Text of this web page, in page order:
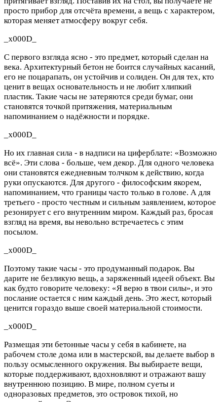
просто прибор для отсчёта времени, а вещь с характером,
которая меняет атмосферу вокруг себя.
_x000D_
С первого взгляда ясно - это предмет, который сделан на
века. Архитектурный бетон не боится случайных касаний,
его не поцарапать, он устойчив и солиден. Он для тех, кто
ценит в вещах основательность и не любит хлипкий
пластик. Такие часы не затеряются среди бумаг, они
становятся точкой притяжения, материальным
напоминанием о надёжности и порядке.
_x000D_
Но их главная сила - в надписи на циферблате: «Возможно
всё». Эти слова - больше, чем декор. Для одного человека
они становятся ежедневным толчком к действию, когда
руки опускаются. Для другого - философским якорем,
напоминанием, что границы часто только в голове. А для
третьего - просто честным и сильным заявлением, которое
резонирует с его внутренним миром. Каждый раз, бросая
взгляд на время, вы невольно встречаетесь с этим
посылом.
_x000D_
Поэтому такие часы - это продуманный подарок. Вы
дарите не безликую вещь, а заряженный идеей объект. Вы
как будто говорите человеку: «Я верю в твои силы», и это
послание остается с ним каждый день. Это жест, который
ценится гораздо выше своей материальной стоимости.
_x000D_
Размещая эти бетонные часы у себя в кабинете, на
рабочем столе дома или в мастерской, вы делаете выбор в
пользу осмысленного окружения. Вы выбираете вещи,
которые поддерживают, вдохновляют и отражают вашу
внутреннюю позицию. В мире, полном суеты и
одноразовых предметов, это островок тихой, но